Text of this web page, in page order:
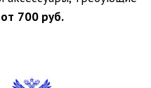
от 700 руб.